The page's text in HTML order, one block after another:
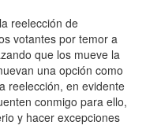
reelección de
votantes por temor a
que los mueve la
una opción como
reelección, en evidente
conmigo para ello,
y hacer excepciones